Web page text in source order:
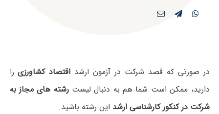
در صورتی که قصد شرکت در آزمون ارشد اقتصاد کشاورزیرا
دارید، ممکن است شما هم به دنبال لیسترشته های مجاز به
شرکت در کنکور کارشناسی ارشد این رشته باشید.